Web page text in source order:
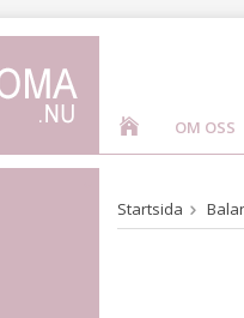
OM OSS
Startsida